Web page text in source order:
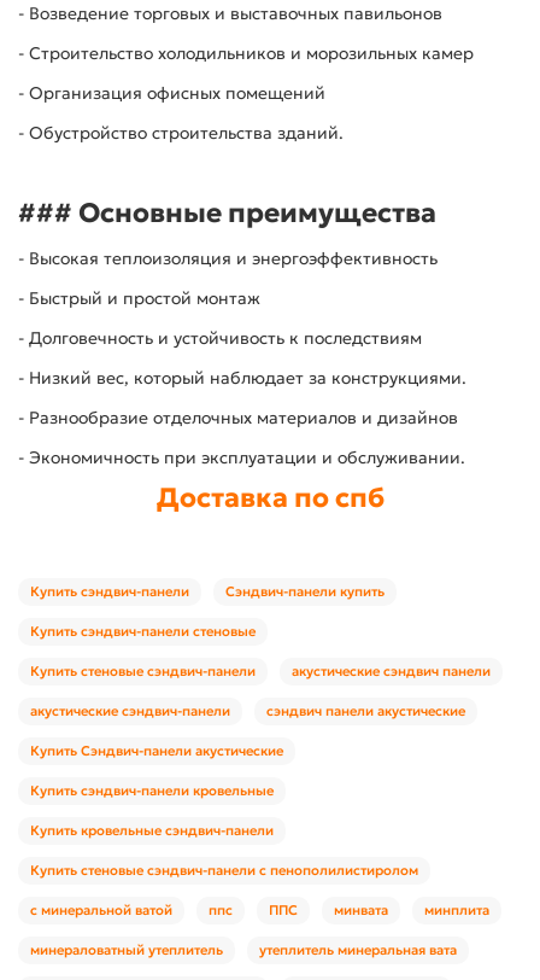
- Возведение торговых и выставочных павильонов
- Строительство холодильников и морозильных камер
- Организация офисных помещений
- Обустройство строительства зданий.
### Основные преимущества
- Высокая теплоизоляция и энергоэффективность
- Быстрый и простой монтаж
- Долговечность и устойчивость к последствиям
- Низкий вес, который наблюдает за конструкциями.
- Разнообразие отделочных материалов и дизайнов
- Экономичность при эксплуатации и обслуживании.
Доставка по спб
Купить сэндвич-панели Сэндвич-панели купить
Купить сэндвич-панели стеновые
Купить стеновые сэндвич-панели акустические сэндвич панели
акустические сэндвич-панели сэндвич панели акустические
Купить Сэндвич-панели акустические
Купить сэндвич-панели кровельные
Купить кровельные сэндвич-панели
Купить стеновые сэндвич-панели с пенополилистиролом
с минеральной ватой ппс ППС минвата минплита
минераловатный утеплитель утеплитель минеральная вата